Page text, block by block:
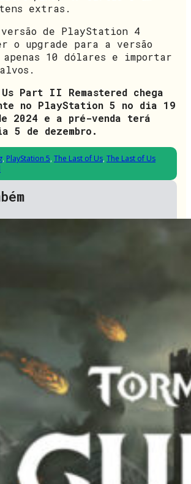
extras.
versão de PlayStation 4
o upgrade para a versão
10 dólares e importar
Part II Remastered chega
no PlayStation 5 no dia 19
2024 e a pré-venda terá
5 de dezembro.
, PlayStation 5, The Last of Us, The Last of Us